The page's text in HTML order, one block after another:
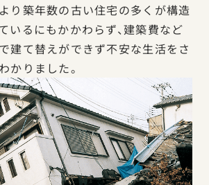
り築年数の古い住宅の多くが構造
いるにもかかわらず、建築費など
建て替えができず不安な生活をさ
かりました。